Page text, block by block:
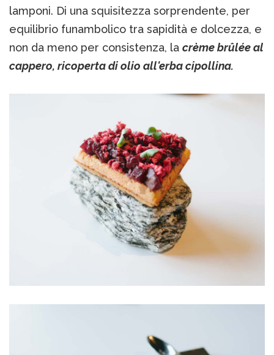
lamponi. Di una squisitezza sorprendente, per
equilibrio funambolico tra sapidità e dolcezza, e
non da meno per consistenza, la crème brûlée al
cappero, ricoperta di olio all'erba cipollina.